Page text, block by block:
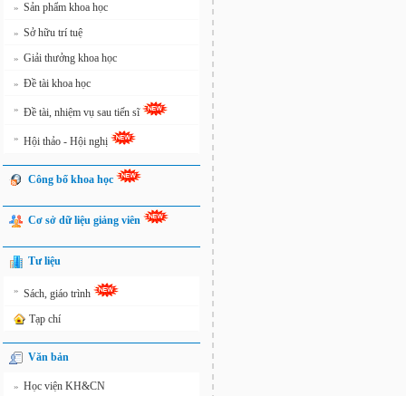
» Sản phẩm khoa học
» Sở hữu trí tuệ
» Giải thưởng khoa học
» Đề tài khoa học
» Đề tài, nhiệm vụ sau tiến sĩ
» Hội thảo - Hội nghị
Công bố khoa học
Cơ sở dữ liệu giảng viên
Tư liệu
» Sách, giáo trình
Tạp chí
Văn bản
» Học viện KH&CN